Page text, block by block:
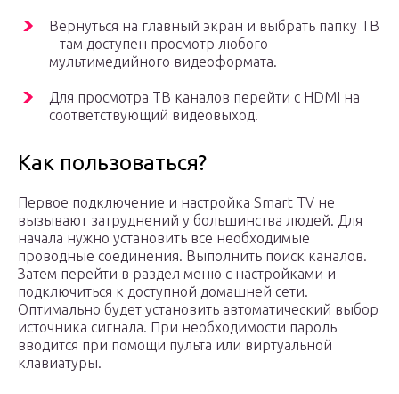
Вернуться на главный экран и выбрать папку ТВ
– там доступен просмотр любого
мультимедийного видеоформата.
Для просмотра ТВ каналов перейти с HDMI на
соответствующий видеовыход.
Как пользоваться?
Первое подключение и настройка Smart TV не
вызывают затруднений у большинства людей. Для
начала нужно установить все необходимые
проводные соединения. Выполнить поиск каналов.
Затем перейти в раздел меню с настройками и
подключиться к доступной домашней сети.
Оптимально будет установить автоматический выбор
источника сигнала. При необходимости пароль
вводится при помощи пульта или виртуальной
клавиатуры.